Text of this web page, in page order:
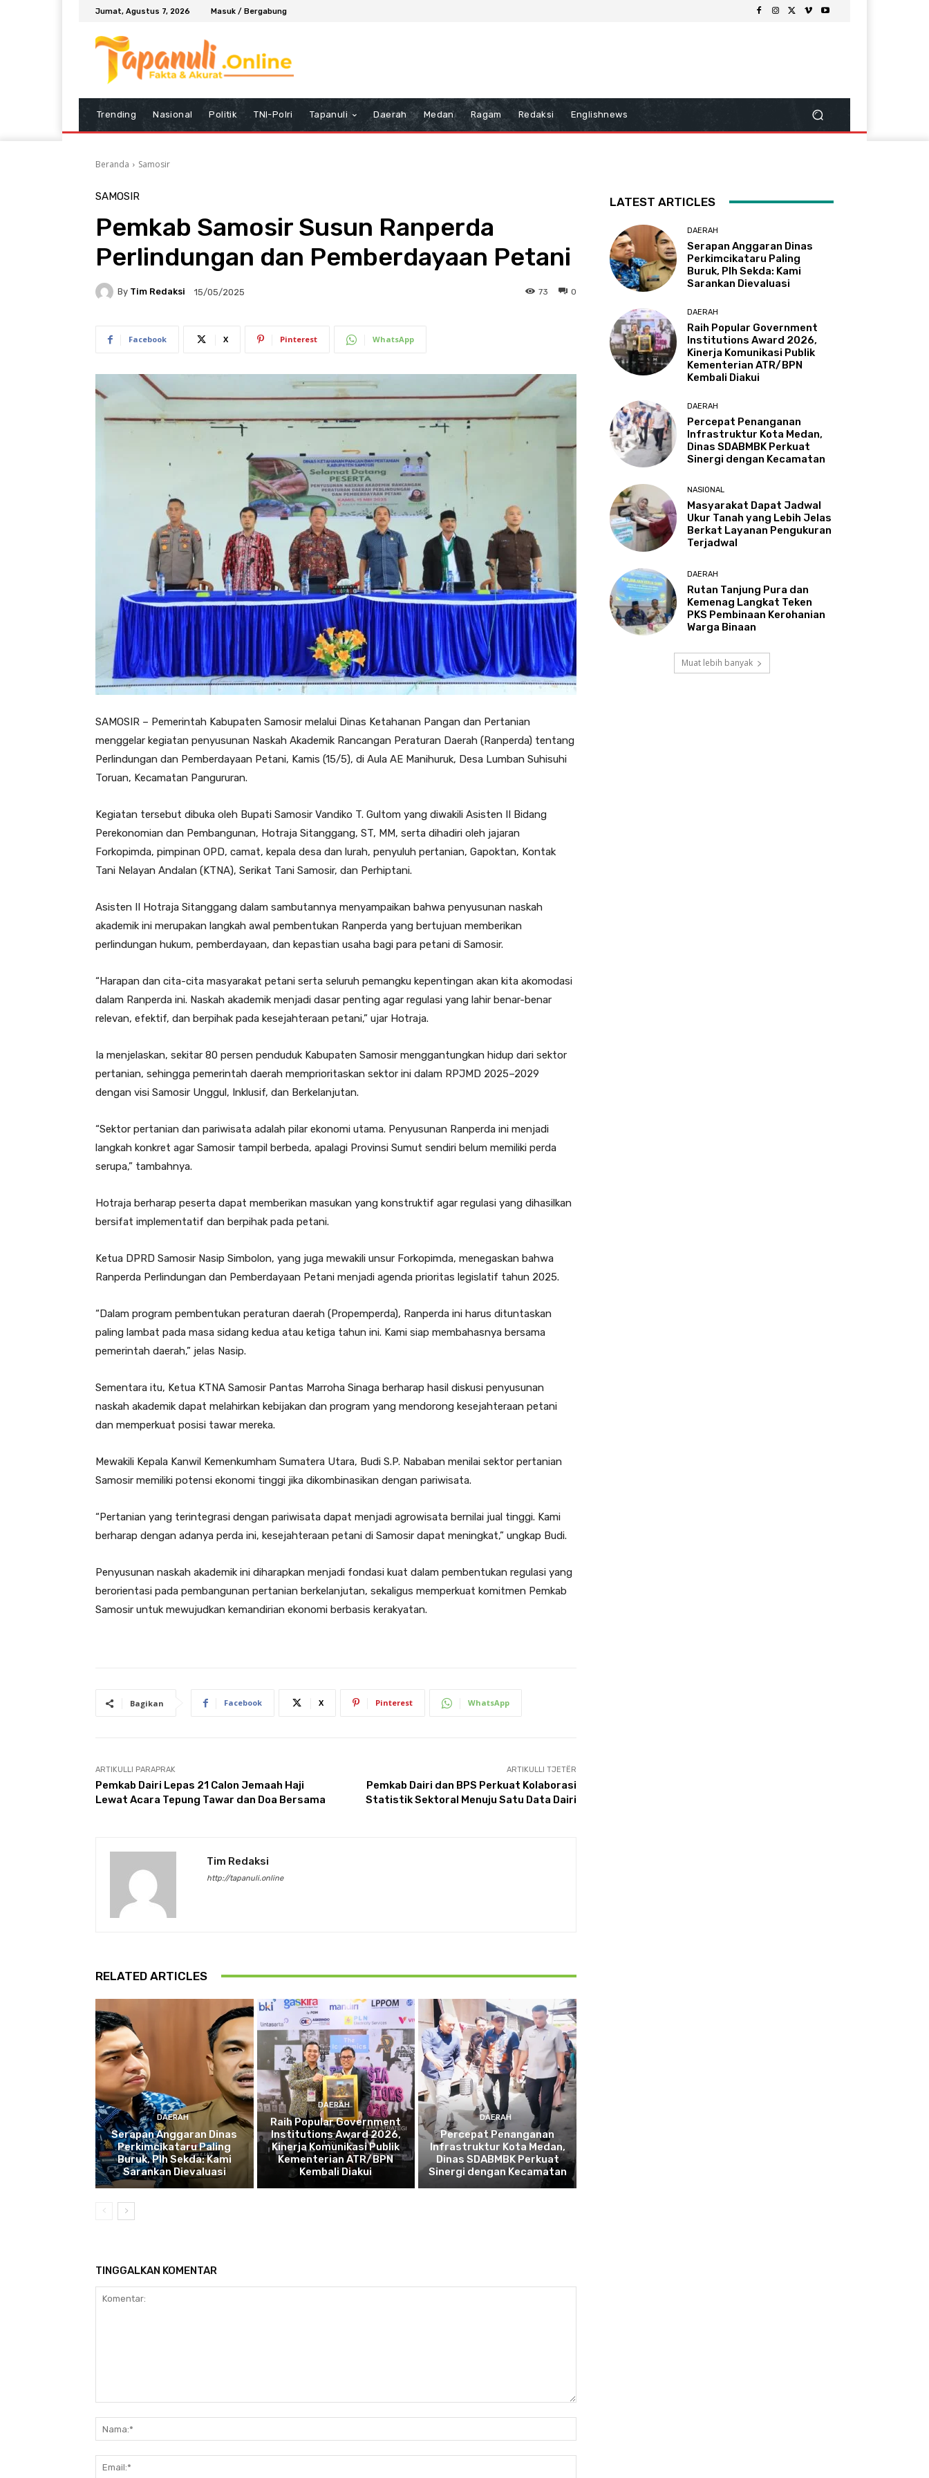
Jumat, Agustus 7, 2026 Masuk / Bergabung
Trending Nasional Politik TNI-Polri Tapanuli Daerah Medan Ragam Redaksi Englishnews
Beranda Samosir
SAMOSIR
Pemkab Samosir Susun Ranperda
Perlindungan dan Pemberdayaan Petani
By Tim Redaksi 15/05/2025 0
73
Facebook X Pinterest WhatsApp
SAMOSIR – Pemerintah Kabupaten Samosir melalui Dinas Ketahanan Pangan dan Pertanian
menggelar kegiatan penyusunan Naskah Akademik Rancangan Peraturan Daerah (Ranperda) tentang
Perlindungan dan Pemberdayaan Petani, Kamis (15/5), di Aula AE Manihuruk, Desa Lumban Suhisuhi
Toruan, Kecamatan Pangururan.
Kegiatan tersebut dibuka oleh Bupati Samosir Vandiko T. Gultom yang diwakili Asisten II Bidang
Perekonomian dan Pembangunan, Hotraja Sitanggang, ST, MM, serta dihadiri oleh jajaran
Forkopimda, pimpinan OPD, camat, kepala desa dan lurah, penyuluh pertanian, Gapoktan, Kontak
Tani Nelayan Andalan (KTNA), Serikat Tani Samosir, dan Perhiptani.
Asisten II Hotraja Sitanggang dalam sambutannya menyampaikan bahwa penyusunan naskah
akademik ini merupakan langkah awal pembentukan Ranperda yang bertujuan memberikan
perlindungan hukum, pemberdayaan, dan kepastian usaha bagi para petani di Samosir.
“Harapan dan cita-cita masyarakat petani serta seluruh pemangku kepentingan akan kita akomodasi
dalam Ranperda ini. Naskah akademik menjadi dasar penting agar regulasi yang lahir benar-benar
relevan, efektif, dan berpihak pada kesejahteraan petani,” ujar Hotraja.
Ia menjelaskan, sekitar 80 persen penduduk Kabupaten Samosir menggantungkan hidup dari sektor
pertanian, sehingga pemerintah daerah memprioritaskan sektor ini dalam RPJMD 2025–2029
dengan visi Samosir Unggul, Inklusif, dan Berkelanjutan.
“Sektor pertanian dan pariwisata adalah pilar ekonomi utama. Penyusunan Ranperda ini menjadi
langkah konkret agar Samosir tampil berbeda, apalagi Provinsi Sumut sendiri belum memiliki perda
serupa,” tambahnya.
Hotraja berharap peserta dapat memberikan masukan yang konstruktif agar regulasi yang dihasilkan
bersifat implementatif dan berpihak pada petani.
Ketua DPRD Samosir Nasip Simbolon, yang juga mewakili unsur Forkopimda, menegaskan bahwa
Ranperda Perlindungan dan Pemberdayaan Petani menjadi agenda prioritas legislatif tahun 2025.
“Dalam program pembentukan peraturan daerah (Propemperda), Ranperda ini harus dituntaskan
paling lambat pada masa sidang kedua atau ketiga tahun ini. Kami siap membahasnya bersama
pemerintah daerah,” jelas Nasip.
Sementara itu, Ketua KTNA Samosir Pantas Marroha Sinaga berharap hasil diskusi penyusunan
naskah akademik dapat melahirkan kebijakan dan program yang mendorong kesejahteraan petani
dan memperkuat posisi tawar mereka.
Mewakili Kepala Kanwil Kemenkumham Sumatera Utara, Budi S.P. Nababan menilai sektor pertanian
Samosir memiliki potensi ekonomi tinggi jika dikombinasikan dengan pariwisata.
“Pertanian yang terintegrasi dengan pariwisata dapat menjadi agrowisata bernilai jual tinggi. Kami
berharap dengan adanya perda ini, kesejahteraan petani di Samosir dapat meningkat,” ungkap Budi.
Penyusunan naskah akademik ini diharapkan menjadi fondasi kuat dalam pembentukan regulasi yang
berorientasi pada pembangunan pertanian berkelanjutan, sekaligus memperkuat komitmen Pemkab
Samosir untuk mewujudkan kemandirian ekonomi berbasis kerakyatan.
Bagikan Facebook X Pinterest WhatsApp
ARTIKULLI PARAPRAK
Pemkab Dairi Lepas 21 Calon Jemaah Haji
Lewat Acara Tepung Tawar dan Doa Bersama
ARTIKULLI TJETËR
Pemkab Dairi dan BPS Perkuat Kolaborasi
Statistik Sektoral Menuju Satu Data Dairi
Tim Redaksi
http://tapanuli.online
RELATED ARTICLES
DAERAH
Serapan Anggaran Dinas
Perkimcikataru Paling
Buruk, Plh Sekda: Kami
Sarankan Dievaluasi
DAERAH
Raih Popular Government
Institutions Award 2026,
Kinerja Komunikasi Publik
Kementerian ATR/BPN
Kembali Diakui
DAERAH
Percepat Penanganan
Infrastruktur Kota Medan,
Dinas SDABMBK Perkuat
Sinergi dengan Kecamatan
TINGGALKAN KOMENTAR
LATEST ARTICLES
DAERAH
Serapan Anggaran Dinas
Perkimcikataru Paling
Buruk, Plh Sekda: Kami
Sarankan Dievaluasi
DAERAH
Raih Popular Government
Institutions Award 2026,
Kinerja Komunikasi Publik
Kementerian ATR/BPN
Kembali Diakui
DAERAH
Percepat Penanganan
Infrastruktur Kota Medan,
Dinas SDABMBK Perkuat
Sinergi dengan Kecamatan
NASIONAL
Masyarakat Dapat Jadwal
Ukur Tanah yang Lebih Jelas
Berkat Layanan Pengukuran
Terjadwal
DAERAH
Rutan Tanjung Pura dan
Kemenag Langkat Teken
PKS Pembinaan Kerohanian
Warga Binaan
Muat lebih banyak